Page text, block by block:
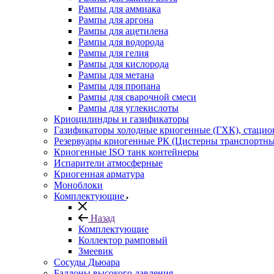
Рампы для аммиака
Рампы для аргона
Рампы для ацетилена
Рампы для водорода
Рампы для гелия
Рампы для кислорода
Рампы для метана
Рампы для пропана
Рампы для сварочной смеси
Рампы для углекислоты
Криоцилиндры и газификаторы
Газификаторы холодные криогенные (ГХК),
Резервуары криогенные РК (Цистерны
Криогенные ISO танк контейнеры
Испарители атмосферные
Криогенная арматура
Моноблоки
Комплектующие
Назад
Комплектующие
Коллектор рамповый
Змеевик
Сосуды Дьюара